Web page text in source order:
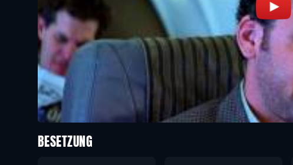
BESETZUNG